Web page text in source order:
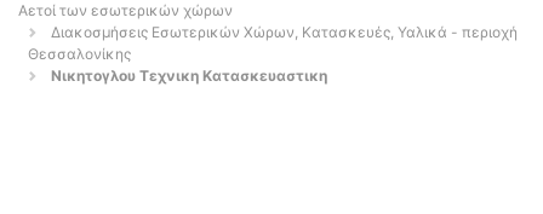
Αετοί των εσωτερικών χώρων
Διακοσμήσεις Εσωτερικών Χώρων, Κατασκευές, Υαλικά - περιοχή
Θεσσαλονίκης
Νικητογλου Τεχνικη Κατασκευαστικη